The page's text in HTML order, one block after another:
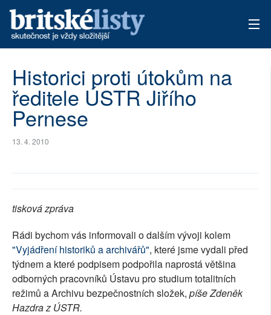
ARCHIV
TÉMATA
AUTOŘI
Historici proti útokům na
ředitele ÚSTR Jiřího
Pernese
13. 4. 2010
tisková zpráva
Rádi bychom vás informovali o dalším vývoji kolem
"Vyjádření historiků a archivářů", které jsme vydali před
týdnem a které podpisem podpořila naprostá většina
odborných pracovníků Ústavu pro studium totalitních
režimů a Archivu bezpečnostních složek, píše Zdeněk
Hazdra z ÚSTR.